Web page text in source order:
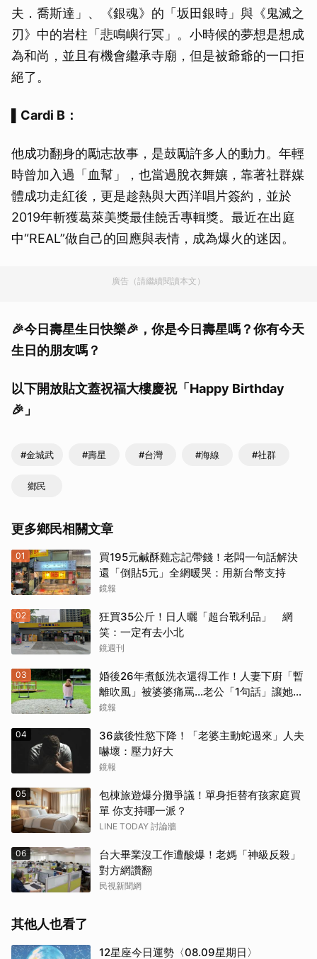
夫．喬斯達」、《銀魂》的「坂田銀時」與《鬼滅之
刃》中的岩柱「悲鳴嶼行冥」。小時候的夢想是想成
為和尚，並且有機會繼承寺廟，但是被爺爺的一口拒
絕了。
Cardi B：
他成功翻身的勵志故事，是鼓勵許多人的動力。年輕
時曾加入過「血幫」，也當過脫衣舞孃，靠著社群媒
體成功走紅後，更是趁熱與大西洋唱片簽約，並於
2019年斬獲葛萊美獎最佳饒舌專輯獎。最近在出庭
中“REAL”做自己的回應與表情，成為爆火的迷因。
廣告（請繼續閱讀本文）
🎉今日壽星生日快樂🎉，你是今日壽星嗎？你有今天
生日的朋友嗎？
以下開放貼文蓋祝福大樓慶祝「Happy Birthday
🎉」
#金城武 #壽星 #台灣 #海線 #社群
鄉民
更多鄉民相關文章
01
買195元鹹酥雞忘記帶錢！老闆一句話解決
還「倒貼5元」全網暖哭：用新台幣支持
鏡報
02
狂買35公斤！日人曬「超台戰利品」 網
笑：一定有去小北
鏡週刊
03
婚後26年煮飯洗衣還得工作！人妻下廚「暫
離吹風」被婆婆痛罵…老公「1句話」讓她心
寒
鏡報
04
36歲後性慾下降！「老婆主動蛇過來」人夫
嚇壞：壓力好大
鏡報
05
包棟旅遊爆分攤爭議！單身拒替有孩家庭買
單 你支持哪一派？
LINE TODAY 討論牆
06
台大畢業沒工作遭酸爆！老媽「神級反殺」
對方網讚翻
民視新聞網
其他人也看了
12星座今日運勢〈08.09星期日〉
取消